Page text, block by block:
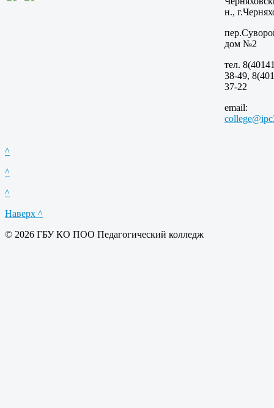
н.,
дом №2
тел.
38-49,
37-22
email:
^
^
^
Наверх ^
© 2026 ГБУ КО ПОО Педагогический колледж